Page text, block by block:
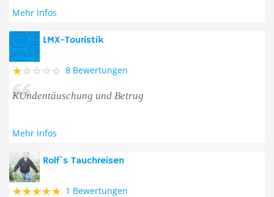
Mehr Infos
LMX-Touristik
8 Bewertungen
KUndentäuschung und Betrug
Mehr Infos
Rolf`s Tauchreisen
1 Bewertungen